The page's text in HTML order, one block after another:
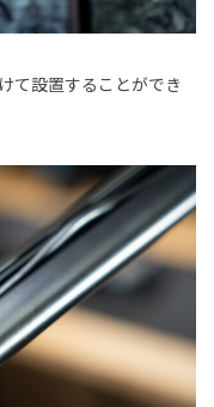
て設置することができ